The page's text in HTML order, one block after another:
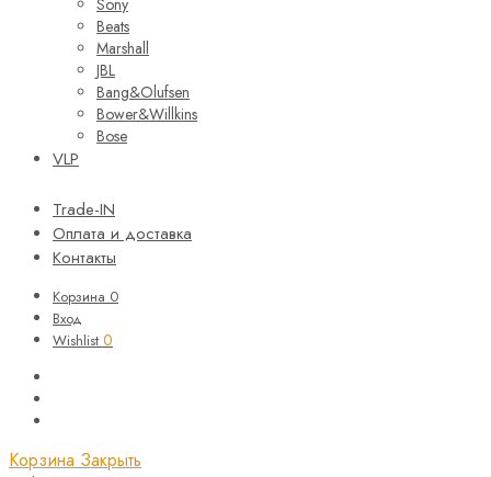
Sony
Beats
Marshall
JBL
Bang&Olufsen
Bower&Willkins
Bose
VLP
Trade-IN
Оплата и доставка
Контакты
Корзина 0
Вход
Wishlist 0
Корзина Закрыть